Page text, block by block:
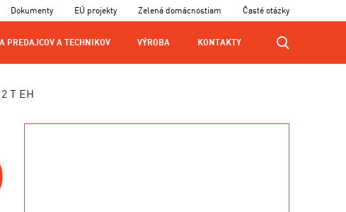
Dokumenty EÚ projekty Zelená domácnostiam Časté otázky
PREDAJCOV A TECHNIKOV VÝROBA KONTAKTY
T EH